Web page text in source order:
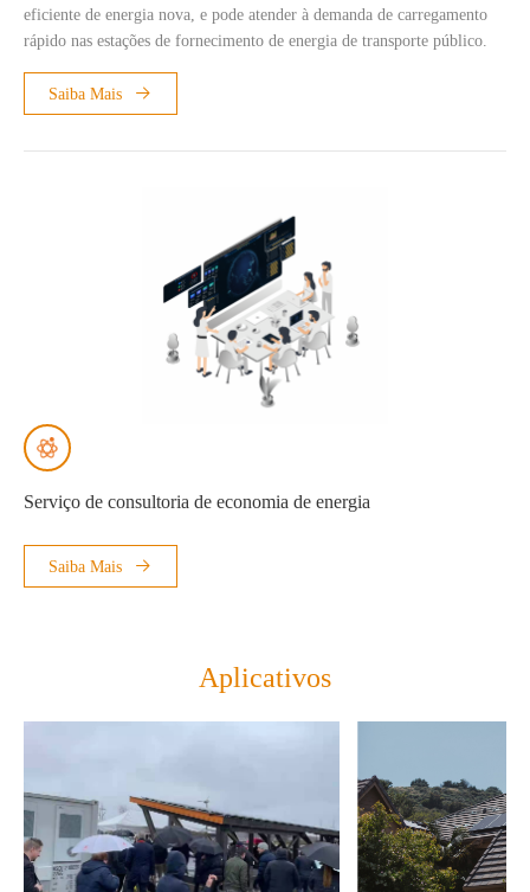
eficiente de energia nova, e pode atender à demanda de carregamento
rápido nas estações de fornecimento de energia de transporte público.
deslocamento de carga de pico.
Saiba Mais
Serviço de consultoria de economia de energia
Saiba Mais
Aplicativos